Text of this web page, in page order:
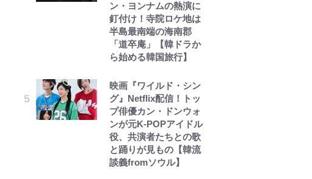
ン・ヨンナムの熱演に
釘付け！寺院ロケ地は
半島最南端の海南郡
「道卒庵」【韓ドラか
ら始める韓国旅行】
映画『ワイルド・シン
グ』Netflix配信！トッ
プ俳優カン・ドンウォ
ンが元K-POPアイドル
役、共演者たちとの歌
と踊りが見もの【韓流
談義fromソウル】